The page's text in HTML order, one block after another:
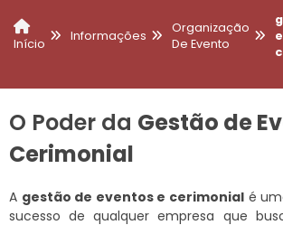
Início
Informações
Organização
De Evento
O Poder da Gestão de
Cerimonial
A gestão de eventos e cerimonial é
sucesso de qualquer empresa que